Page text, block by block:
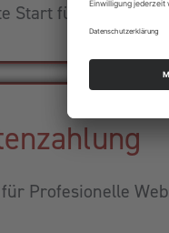
Start für Ihr
Profesionelle